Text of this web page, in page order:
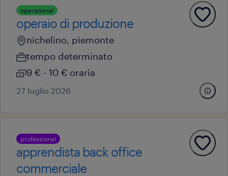
operational
operaio di produzione
nichelino, piemonte
tempo determinato
9 € - 10 € oraria
27 luglio 2026
professional
apprendista back office
commerciale